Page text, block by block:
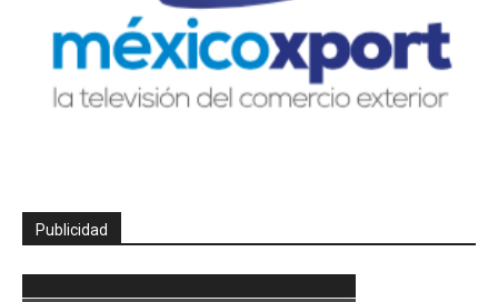
Publicidad